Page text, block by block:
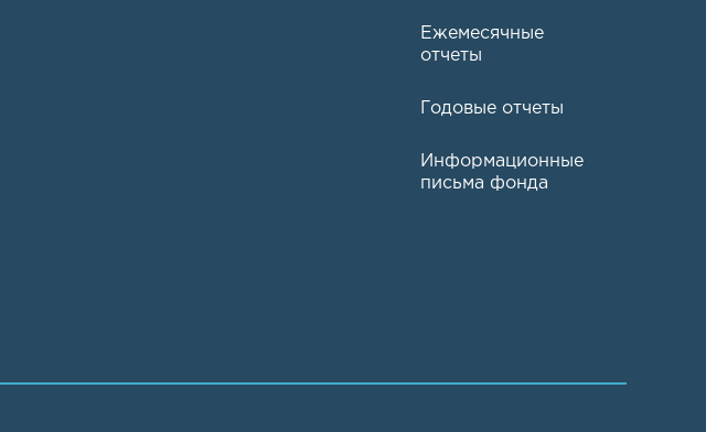
Ежемесячные
отчеты
Годовые отчеты
Информационные
письма фонда